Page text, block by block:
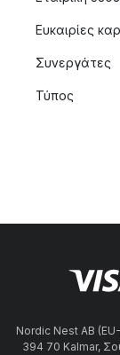
Ευκαιρίες
Συνεργάτες
Τύπος
Nordic Nest AB
394 70 Kalmar,